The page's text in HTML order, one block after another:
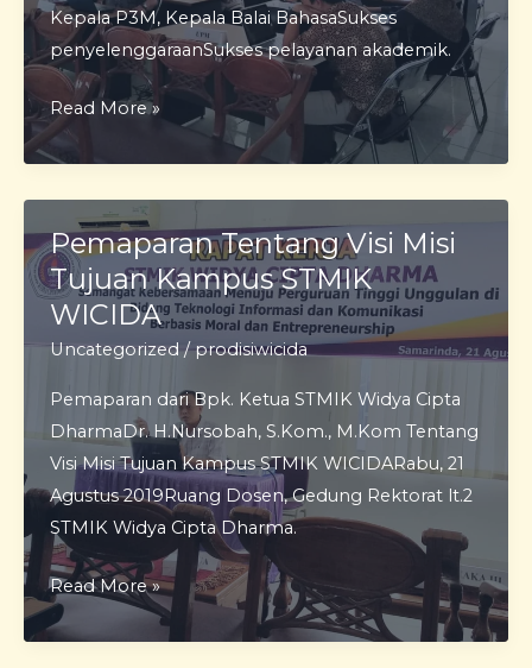
Kepala P3M, Kepala Balai BahasaSukses
penyelenggaraanSukses pelayanan akademik.
Rapat
Kerja
Bidang
Akademik
Read More »
Pemaparan Tentang Visi Misi
Tujuan Kampus STMIK
WICIDA
Uncategorized/prodisiwicida
Pemaparan dari Bpk. Ketua STMIK Widya Cipta
DharmaDr. H.Nursobah, S.Kom., M.Kom Tentang
Visi Misi Tujuan Kampus STMIK WICIDARabu, 21
Agustus 2019Ruang Dosen, Gedung Rektorat lt.2
STMIK Widya Cipta Dharma.
Pemaparan
Tentang
Visi
Read More »